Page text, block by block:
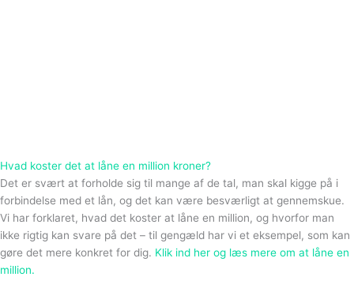
Hvad koster det at låne en million kroner?
Det er svært at forholde sig til mange af de tal, man skal kigge på i
forbindelse med et lån, og det kan være besværligt at gennemskue.
Vi har forklaret, hvad det koster at låne en million, og hvorfor man
ikke rigtig kan svare på det – til gengæld har vi et eksempel, som kan
gøre det mere konkret for dig. Klik ind her og læs mere om at låne en
million.